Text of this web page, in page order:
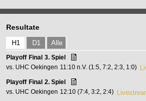
Resultate
H1 D1 Alle
Playoff Final 3. Spiel
vs. UHC Oekingen 11:10 n.V. (1:5, 7:2, 2:3, 1:0)
Playoff Final 2. Spiel
vs. UHC Oekingen 12:10 (7:4, 3:2, 2:4)